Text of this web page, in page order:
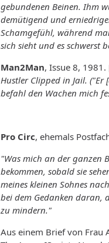
gebundenen Beinen. Ihm
demütigend und
Schamgefühl, während
sich sieht und es schwerst
Man2Man, Issue 8,
Hustler Clipped in Jail. ("Er
befahl den Wachen mich
Pro Circ, ehemals
"Was mich an der ganzen
bekommen, sobald sie
meines kleinen Sohnes
bei dem Gedanken daran,
zu mindern."
Aus einem Brief von Frau